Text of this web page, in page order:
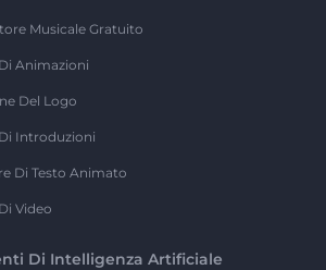
Musicale Gratuito
Animazioni
Del Logo
Introduzioni
Di Testo Animato
Video
Di Intelligenza Artificiale